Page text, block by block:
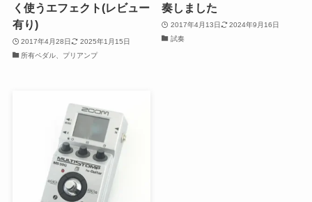
く使うエフェクト(レビュー
有り)
2017年4月28日
2025年1月15日
所有ペダル、プリアンプ
奏しました
2017年4月13日
2024年9月16日
試奏